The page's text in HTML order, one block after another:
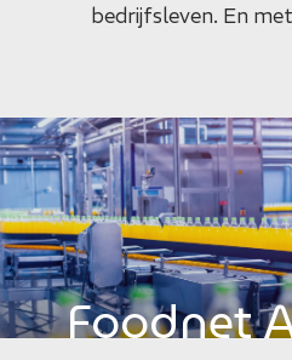
bedrijfsleven. En
Foodnet